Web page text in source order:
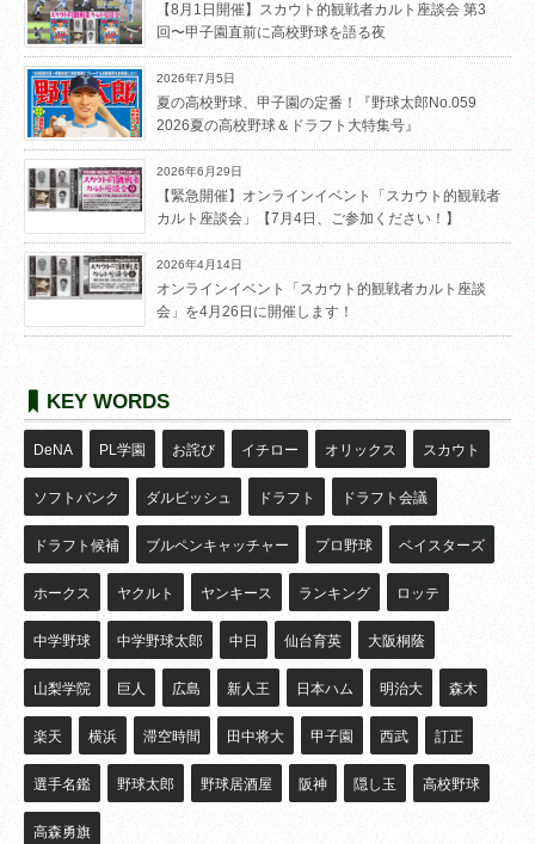
【8月1日開催】スカウト的観戦者カルト座談会 第3
回〜甲子園直前に高校野球を語る夜
2026年7月5日
夏の高校野球、甲子園の定番！『野球太郎No.059
2026夏の高校野球＆ドラフト大特集号』
2026年6月29日
【緊急開催】オンラインイベント「スカウト的観戦者
カルト座談会」【7月4日、ご参加ください！】
2026年4月14日
オンラインイベント「スカウト的観戦者カルト座談
会」を4月26日に開催します！
KEY WORDS
DeNA PL学園 お詫び イチロー オリックス スカウト
ソフトバンク ダルビッシュ ドラフト ドラフト会議
ドラフト候補 ブルペンキャッチャー プロ野球 ベイスターズ
ホークス ヤクルト ヤンキース ランキング ロッテ
中学野球 中学野球太郎 中日 仙台育英 大阪桐蔭
山梨学院 巨人 広島 新人王 日本ハム 明治大 森木
楽天 横浜 滞空時間 田中将大 甲子園 西武 訂正
選手名鑑 野球太郎 野球居酒屋 阪神 隠し玉 高校野球
高森勇旗